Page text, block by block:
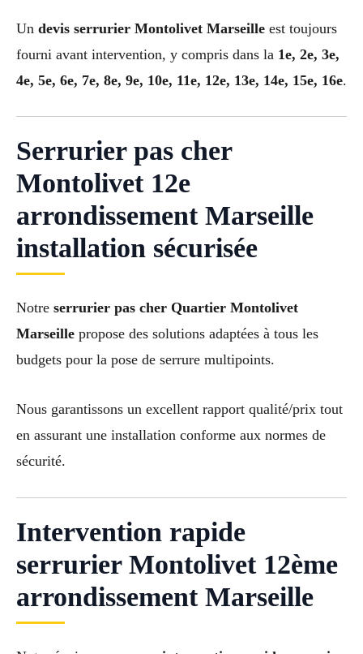
Un devis serrurier Montolivet Marseille est toujours
fourni avant intervention, y compris dans la 1e, 2e, 3e,
4e, 5e, 6e, 7e, 8e, 9e, 10e, 11e, 12e, 13e, 14e, 15e, 16e.
Serrurier pas cher
Montolivet 12e
arrondissement Marseille
installation sécurisée
Notre serrurier pas cher Quartier Montolivet
Marseille propose des solutions adaptées à tous les
budgets pour la pose de serrure multipoints.
Nous garantissons un excellent rapport qualité/prix tout
en assurant une installation conforme aux normes de
sécurité.
Intervention rapide
serrurier Montolivet 12ème
arrondissement Marseille